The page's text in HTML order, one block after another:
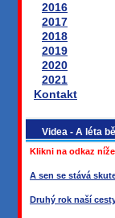
2016
2017
2018
2019
2020
2021
Kontakt
Videa - A léta
Klikni na odkaz
A sen se stává
Druhý rok naší